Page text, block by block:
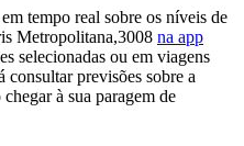
tempo real sobre os níveis de
Metropolitana,3008 na app
selecionadas ou em viagens
consultar previsões sobre a
à sua paragem de